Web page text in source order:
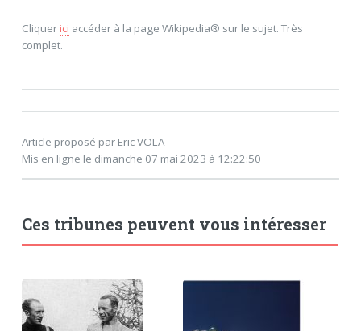
Cliquerici accéder à la page Wikipedia® sur le sujet. Très
complet.
Article proposé par Eric VOLA
Mis en ligne le dimanche 07 mai 2023 à 12:22:50
Ces tribunes peuvent vous intéresser